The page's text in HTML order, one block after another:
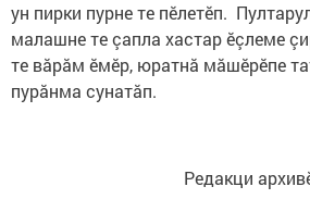
ун пирки пурне те пӗлетӗп.
малашне те çапла хастар ӗçлеме
те вӑрӑм ӗмӗр, юратнӑ мӑшӗрӗпе
пурӑнма сунатăп.
Редакци